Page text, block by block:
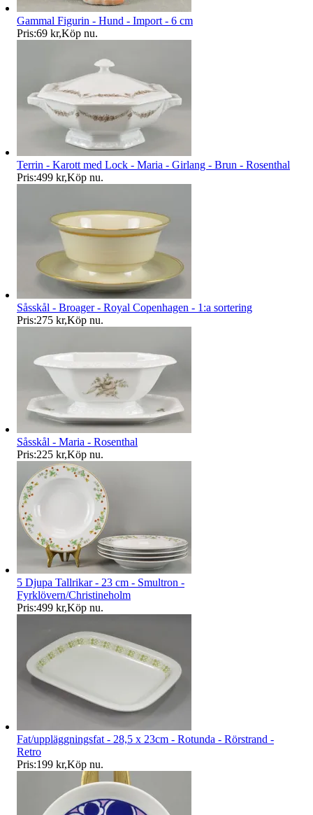
Gammal Figurin - Hund - Import - 6 cm
Pris:69 kr,Köp nu.
Terrin - Karott med Lock - Maria - Girlang - Brun - Rosenthal
Pris:499 kr,Köp nu.
Såsskål - Broager - Royal Copenhagen - 1:a sortering
Pris:275 kr,Köp nu.
Såsskål - Maria - Rosenthal
Pris:225 kr,Köp nu.
5 Djupa Tallrikar - 23 cm - Smultron -
Fyrklövern/Christineholm
Pris:499 kr,Köp nu.
Fat/uppläggningsfat - 28,5 x 23cm - Rotunda - Rörstrand -
Retro
Pris:199 kr,Köp nu.